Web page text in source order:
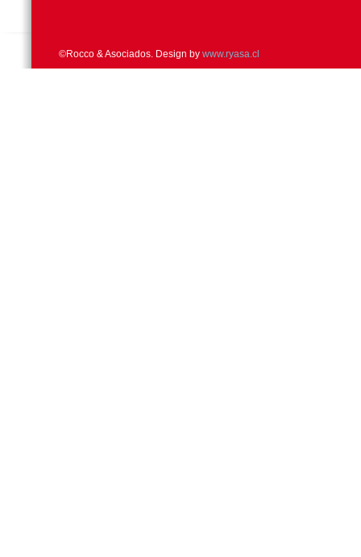
©Rocco & Asociados. Design by www.ryasa.cl